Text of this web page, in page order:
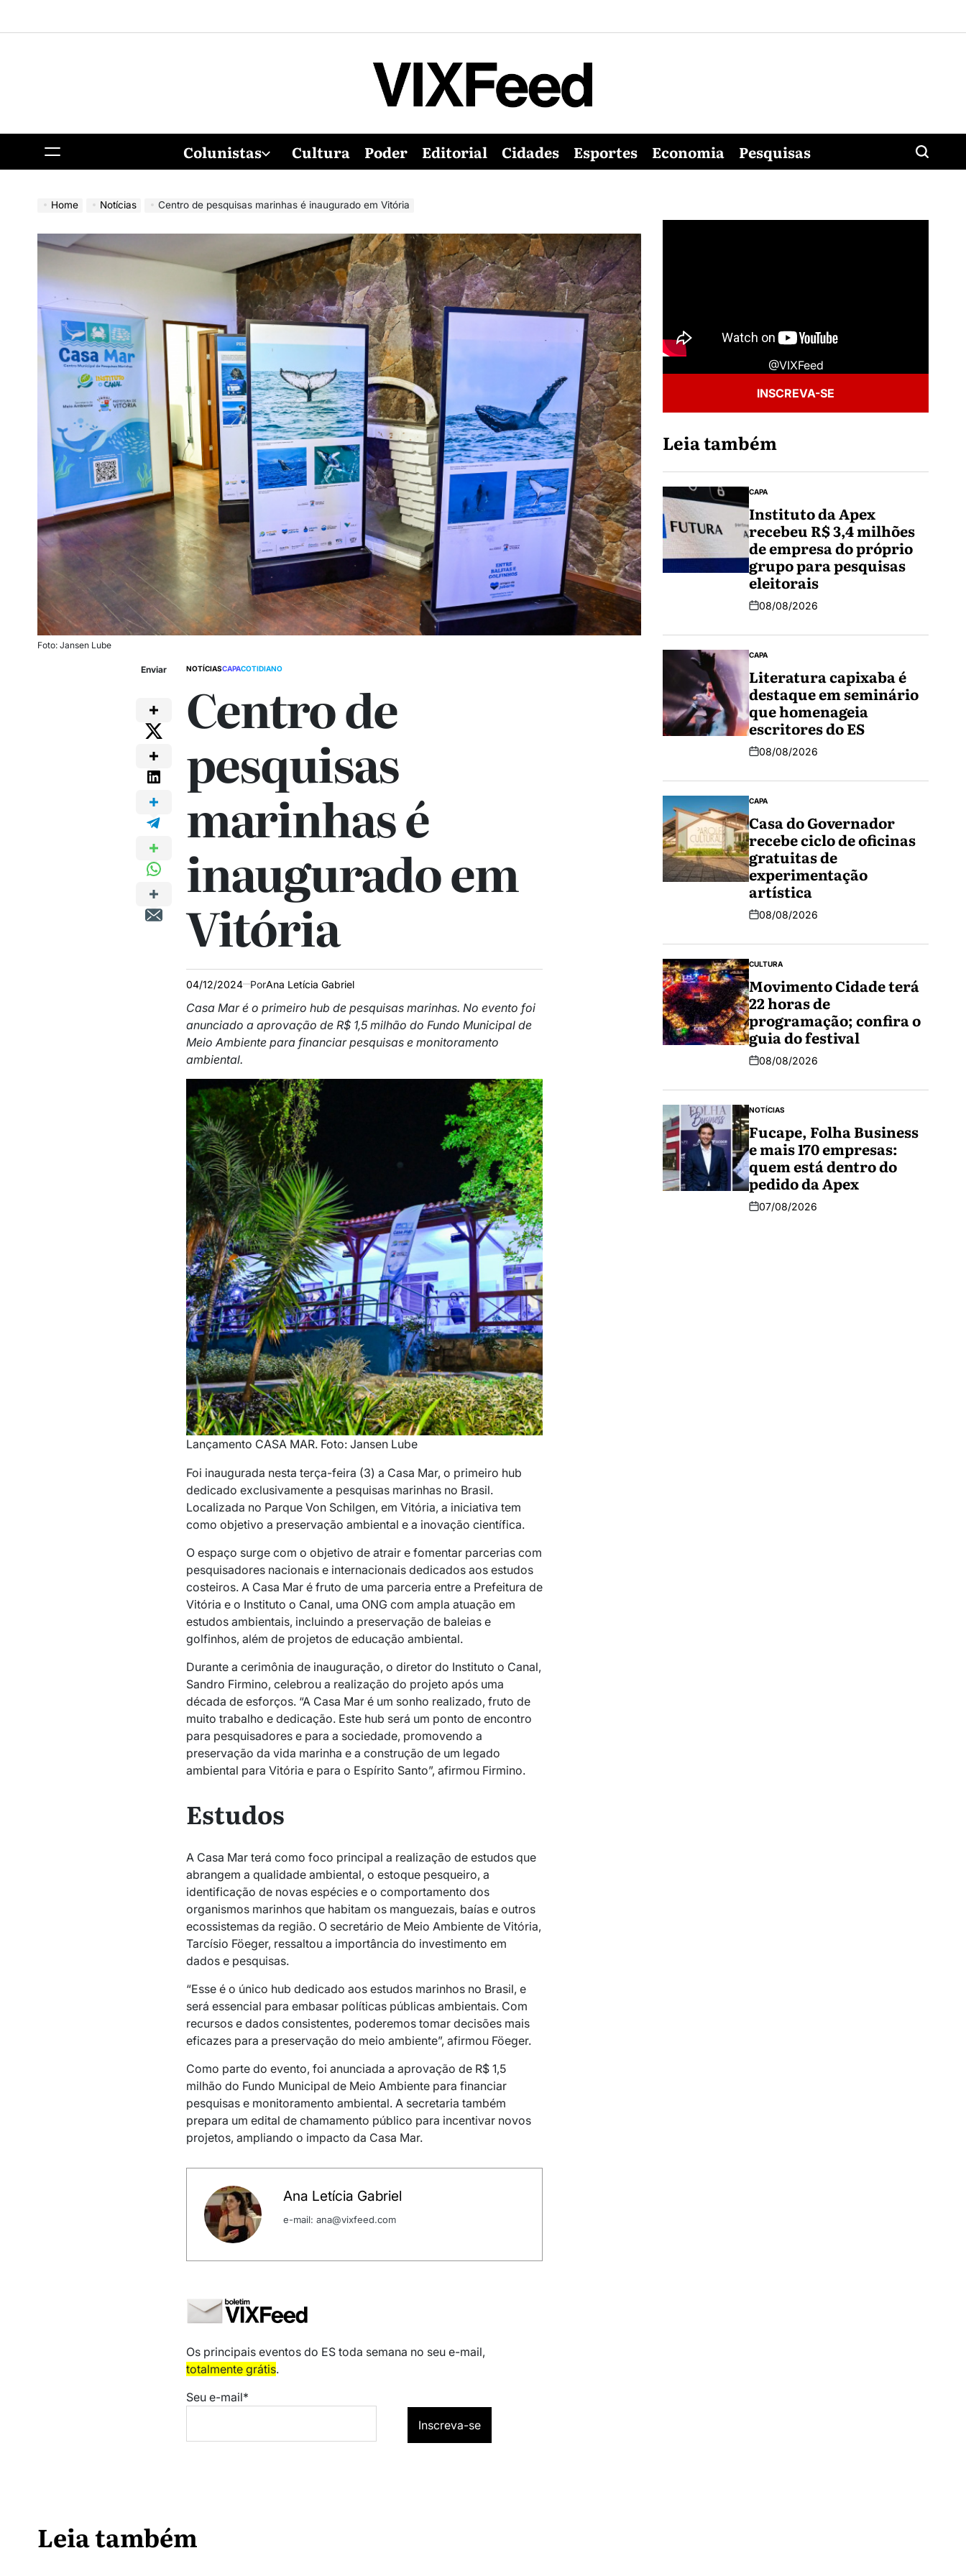
Colunistas Cultura Poder Editorial Cidades Esportes Economia Pesquisas
Home Notícias Centro de pesquisas marinhas é inaugurado em Vitória
Foto: Jansen Lube
Enviar NOTÍCIASCAPACOTIDIANO
Centro de
pesquisas
marinhas é
inaugurado em
Vitória
04/12/2024 PorAna Letícia Gabriel
Casa Mar é o primeiro hub de pesquisas marinhas. No evento foi
anunciado a aprovação de R$ 1,5 milhão do Fundo Municipal de
Meio Ambiente para financiar pesquisas e monitoramento
ambiental.
Lançamento CASA MAR. Foto: Jansen Lube
Foi inaugurada nesta terça-feira (3) a Casa Mar, o primeiro hub
dedicado exclusivamente a pesquisas marinhas no Brasil.
Localizada no Parque Von Schilgen, em Vitória, a iniciativa tem
como objetivo a preservação ambiental e a inovação científica.
O espaço surge com o objetivo de atrair e fomentar parcerias com
pesquisadores nacionais e internacionais dedicados aos estudos
costeiros. A Casa Mar é fruto de uma parceria entre a Prefeitura de
Vitória e o Instituto o Canal, uma ONG com ampla atuação em
estudos ambientais, incluindo a preservação de baleias e
golfinhos, além de projetos de educação ambiental.
Durante a cerimônia de inauguração, o diretor do Instituto o Canal,
Sandro Firmino, celebrou a realização do projeto após uma
década de esforços. “A Casa Mar é um sonho realizado, fruto de
muito trabalho e dedicação. Este hub será um ponto de encontro
para pesquisadores e para a sociedade, promovendo a
preservação da vida marinha e a construção de um legado
ambiental para Vitória e para o Espírito Santo”, afirmou Firmino.
Estudos
A Casa Mar terá como foco principal a realização de estudos que
abrangem a qualidade ambiental, o estoque pesqueiro, a
identificação de novas espécies e o comportamento dos
organismos marinhos que habitam os manguezais, baías e outros
ecossistemas da região. O secretário de Meio Ambiente de Vitória,
Tarcísio Föeger, ressaltou a importância do investimento em
dados e pesquisas.
“Esse é o único hub dedicado aos estudos marinhos no Brasil, e
será essencial para embasar políticas públicas ambientais. Com
recursos e dados consistentes, poderemos tomar decisões mais
eficazes para a preservação do meio ambiente”, afirmou Föeger.
Como parte do evento, foi anunciada a aprovação de R$ 1,5
milhão do Fundo Municipal de Meio Ambiente para financiar
pesquisas e monitoramento ambiental. A secretaria também
prepara um edital de chamamento público para incentivar novos
projetos, ampliando o impacto da Casa Mar.
Ana Letícia Gabriel
e-mail: ana@vixfeed.com
Os principais eventos do ES toda semana no seu e-mail,
totalmente grátis.
Seu e-mail*
Leia também
@VIXFeed
INSCREVA-SE
Leia também
CAPA
Instituto da Apex
recebeu R$ 3,4 milhões
de empresa do próprio
grupo para pesquisas
eleitorais
08/08/2026
CAPA
Literatura capixaba é
destaque em seminário
que homenageia
escritores do ES
08/08/2026
CAPA
Casa do Governador
recebe ciclo de oficinas
gratuitas de
experimentação
artística
08/08/2026
CULTURA
Movimento Cidade terá
22 horas de
programação; confira o
guia do festival
08/08/2026
NOTÍCIAS
Fucape, Folha Business
e mais 170 empresas:
quem está dentro do
pedido da Apex
07/08/2026